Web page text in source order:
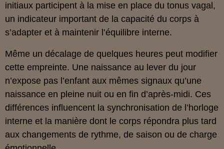
initiaux participent à la mise en place du tonus vagal,
un indicateur important de la capacité du corps à
s’adapter et à maintenir l’équilibre interne.
Même un décalage de quelques heures peut modifier
cette empreinte. Une naissance au lever du jour
n’expose pas l’enfant aux mêmes signaux qu’une
naissance en pleine nuit ou en fin d’après-midi. Ces
différences influencent la synchronisation de l’horloge
interne et la manière dont le corps répondra plus tard
aux changements de rythme, de saison ou de charge